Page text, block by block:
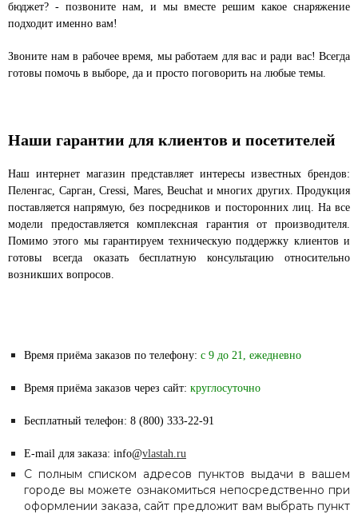
бюджет? - позвоните нам, и мы вместе решим какое снаряжение
подходит именно вам!
Звоните нам в рабочее время, мы работаем для вас и ради вас! Всегда
готовы помочь в выборе, да и просто поговорить на любые темы.
Наши гарантии для клиентов и посетителей
Наш интернет магазин представляет интересы известных брендов:
Пеленгас, Сарган, Cressi, Mares, Beuchat и многих других. Продукция
поставляется напрямую, без посредников и посторонних лиц. На все
модели предоставляется комплексная гарантия от производителя.
Помимо этого мы гарантируем техническую поддержку клиентов и
готовы всегда оказать бесплатную консультацию относительно
возникших вопросов.
Время приёма заказов по телефону: с 9 до 21, ежедневно
Время приёма заказов через сайт: круглосуточно
Бесплатный телефон: 8 (800) 333-22-91
E-mail для заказа: info@vlastah.ru
С полным списком адресов пунктов выдачи в вашем
городе вы можете ознакомиться непосредственно при
оформлении заказа, сайт предложит вам выбрать пункт